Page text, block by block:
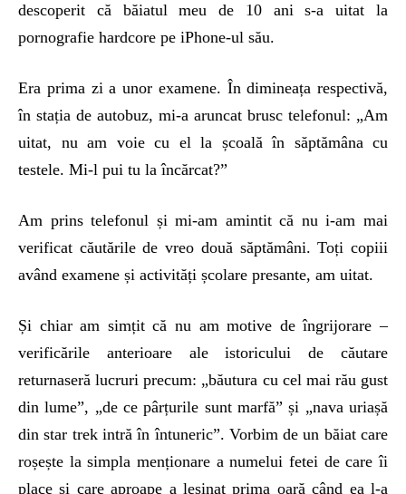
descoperit că băiatul meu de 10 ani s-a uitat la
pornografie hardcore pe iPhone-ul său.
Era prima zi a unor examene. În dimineața respectivă,
în stația de autobuz, mi-a aruncat brusc telefonul: „Am
uitat, nu am voie cu el la școală în săptămâna cu
testele. Mi-l pui tu la încărcat?”
Am prins telefonul și mi-am amintit că nu i-am mai
verificat căutările de vreo două săptămâni. Toți copiii
având examene și activități școlare presante, am uitat.
Și chiar am simțit că nu am motive de îngrijorare –
verificările anterioare ale istoricului de căutare
returnaseră lucruri precum: „băutura cu cel mai rău gust
din lume”, „de ce pârțurile sunt marfă” și „nava uriașă
din star trek intră în întuneric”. Vorbim de un băiat care
roșește la simpla menționare a numelui fetei de care îi
place și care aproape a leșinat prima oară când ea l-a